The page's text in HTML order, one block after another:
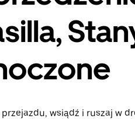
przejazdu, wsiądź i ruszaj w